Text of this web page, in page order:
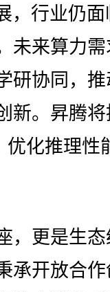
行业仍面
未来算力
研协同，
新。昇腾
优化推理性
更是生态
承开放合